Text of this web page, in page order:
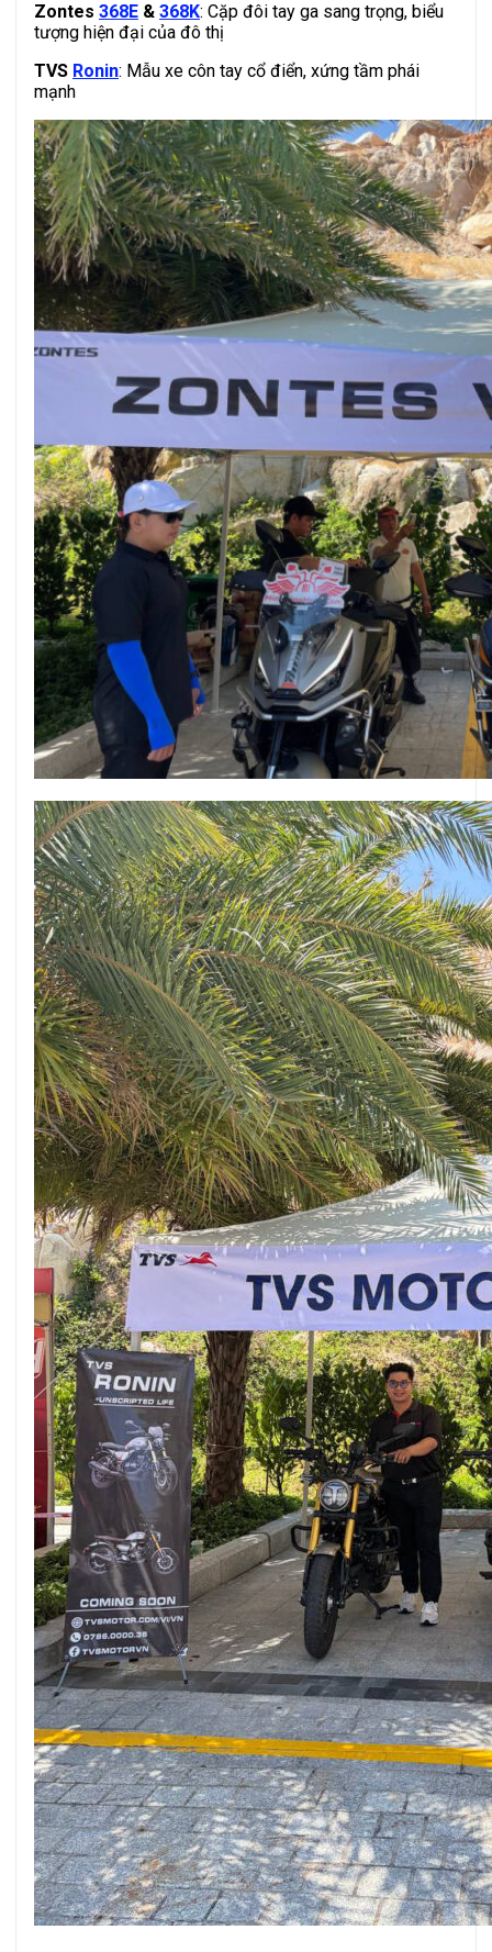
Zontes 368E & 368K: Cặp đôi tay ga sang trọng, biểu
tượng hiện đại của đô thị
TVS Ronin: Mẫu xe côn tay cổ điển, xứng tầm phái
mạnh